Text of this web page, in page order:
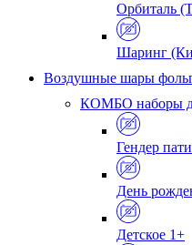
Орбиталь
Шаринг
Воздушные шары
КОМБО наборы
Гендер
День
Детское 1+